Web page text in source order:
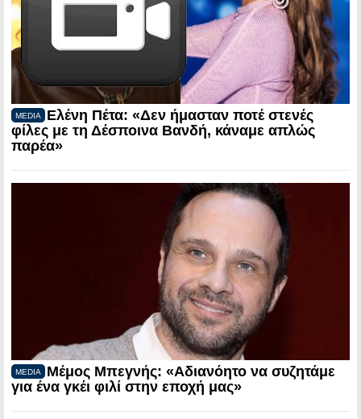
MEDIA
Ελένη Πέτα: «Δεν ήμασταν ποτέ στενές
φίλες με τη Δέσποινα Βανδή, κάναμε απλώς
παρέα»
MEDIA
Μέμος Μπεγνής: «Αδιανόητο να συζητάμε
για ένα γκέι φιλί στην εποχή μας»